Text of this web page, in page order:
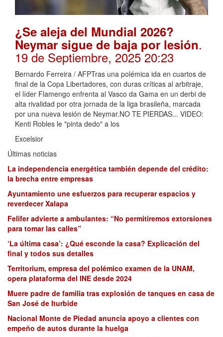
¿Se aleja del Mundial 2026?
Neymar sigue de baja por lesión.
19 de Septiembre, 2025 20:23
Bernardo Ferreira / AFPTras una polémica ida en cuartos de
final de la Copa Libertadores, con duras críticas al arbitraje,
el líder Flamengo enfrenta al Vasco da Gama en un derbi de
alta rivalidad por otra jornada de la liga brasileña, marcada
por una nueva lesión de Neymar.NO TE PIERDAS... VIDEO:
Kenti Robles le "pinta dedo" a los
Excelsior
Últimas noticias
La independencia energética también depende del crédito:
la brecha entre empresas
Ayuntamiento une esfuerzos para recuperar espacios y
reverdecer Xalapa
Felifer advierte a ambulantes: “No permitiremos extorsiones
para tomar las calles”
‘La última casa’: ¿Qué esconde la casa? Explicación del
final y todos sus detalles
Territorium, empresa del polémico examen de la UNAM,
opera plataforma del INE desde 2024
Muere padre de familia tras explosión de tanques en casa de
San José de Iturbide
Nacional Monte de Piedad anuncia apoyo a clientes con
empeño de autos durante la huelga